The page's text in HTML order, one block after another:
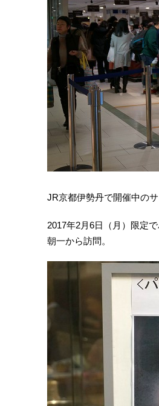
JR京都伊勢丹で開催中のサ
2017年2月6日（月）限定
朝一から訪問。